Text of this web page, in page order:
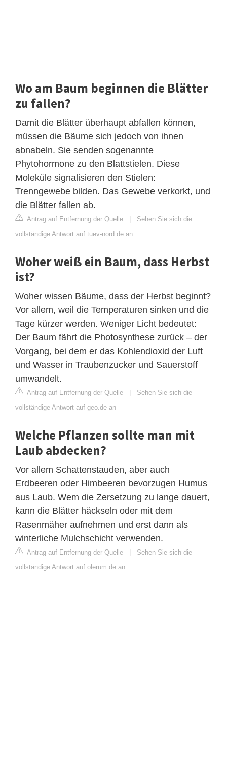
Wo am Baum beginnen die Blätter
zu fallen?
Damit die Blätter überhaupt abfallen können,
müssen die Bäume sich jedoch von ihnen
abnabeln. Sie senden sogenannte
Phytohormone zu den Blattstielen. Diese
Moleküle signalisieren den Stielen:
Trenngewebe bilden. Das Gewebe verkorkt, und
die Blätter fallen ab.
Antrag auf Entfernung der Quelle | Sehen Sie sich die
vollständige Antwort auf tuev-nord.de an
Woher weiß ein Baum, dass Herbst
ist?
Woher wissen Bäume, dass der Herbst beginnt?
Vor allem, weil die Temperaturen sinken und die
Tage kürzer werden. Weniger Licht bedeutet:
Der Baum fährt die Photosynthese zurück – der
Vorgang, bei dem er das Kohlendioxid der Luft
und Wasser in Traubenzucker und Sauerstoff
umwandelt.
Antrag auf Entfernung der Quelle | Sehen Sie sich die
vollständige Antwort auf geo.de an
Welche Pflanzen sollte man mit
Laub abdecken?
Vor allem Schattenstauden, aber auch
Erdbeeren oder Himbeeren bevorzugen Humus
aus Laub. Wem die Zersetzung zu lange dauert,
kann die Blätter häckseln oder mit dem
Rasenmäher aufnehmen und erst dann als
winterliche Mulchschicht verwenden.
Antrag auf Entfernung der Quelle | Sehen Sie sich die
vollständige Antwort auf olerum.de an